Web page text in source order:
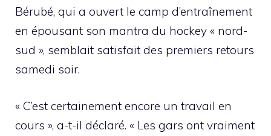
Bérubé, qui a ouvert le camp d’entraînement
en épousant son mantra du hockey « nord-
sud », semblait satisfait des premiers retours
samedi soir.
« C’est certainement encore un travail en
cours », a-t-il déclaré. « Les gars ont vraiment